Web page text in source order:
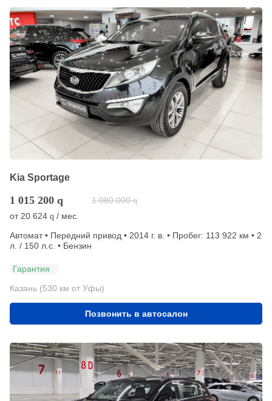
Kia Sportage
1 015 200 q 1 080 000 q
от20 624 q / мес.
Автомат • Передний привод • 2014 г. в. • Пробег: 113 922 км • 2
л. / 150 л.с. • Бензин
Гарантия
Казань (530 км от Уфы)
Позвонить в автосалон